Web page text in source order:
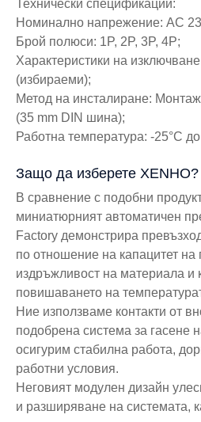
Технически спецификации:
Номинално напрежение: AC
Брой полюси: 1P, 2P, 3P, 4P;
Характеристики на
(избираеми);
Метод на инсталиране:
(35 mm DIN шина);
Работна температура: -25°C
Защо да изберете XENHO?
В сравнение с подобни
миниатюрният автоматичен
Factory демонстрира
по отношение на капацитет на
издръжливост на материала и
повишаването на
Ние използваме контакти от
подобрена система за гасене
осигурим стабилна работа,
работни условия.
Неговият модулен дизайн
и разширяване на системата,